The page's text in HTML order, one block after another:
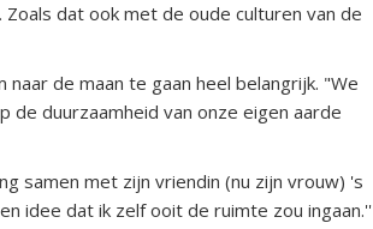
dat ook met de oude culturen van de
de maan te gaan heel belangrijk. "We
de duurzaamheid van onze eigen aarde
samen met zijn vriendin (nu zijn vrouw) 's
idee dat ik zelf ooit de ruimte zou ingaan.''